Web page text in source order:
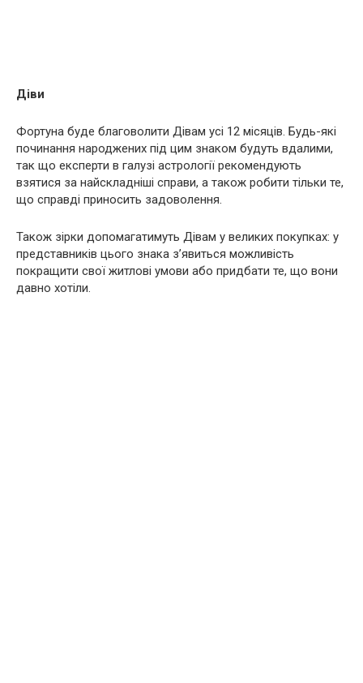
Діви
Фортуна буде благоволити Дівам усі 12 місяців. Будь-які
починання народжених під цим знаком будуть вдалими,
так що експерти в галузі астрології рекомендують
взятися за найскладніші справи, а також робити тільки те,
що справді приносить задоволення.
Також зірки допомагатимуть Дівам у великих покупках: у
представників цього знака з’явиться можливість
покращити свої житлові умови або придбати те, що вони
давно хотіли.